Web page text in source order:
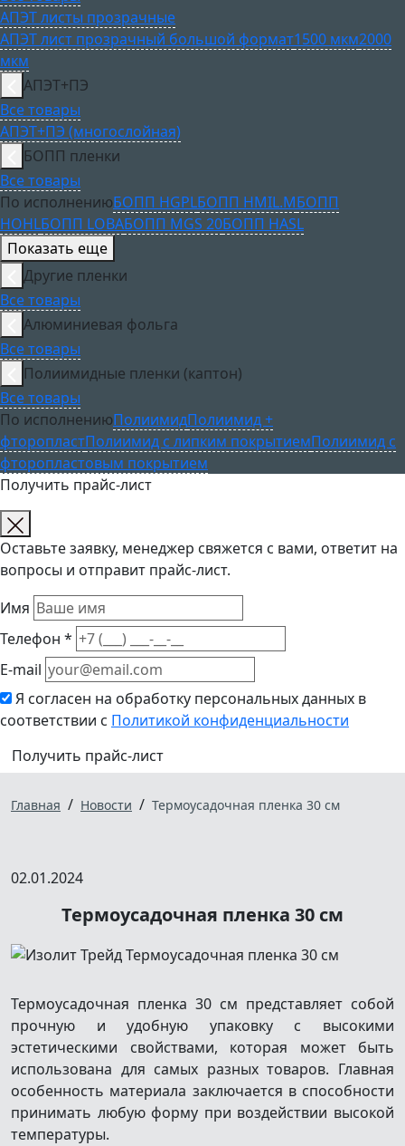
АПЭТ листы прозрачные
АПЭТ лист прозрачный большой формат1500 мкм2000
мкм
АПЭТ+ПЭ
Все товары
АПЭТ+ПЭ (многослойная)
БОПП пленки
Все товары
По исполнениюБОПП HGPLБОПП HMIL.MБОПП
HOHLБОПП LOBAБОПП MGS 20БОПП HASL
Показать еще
Другие пленки
Все товары
Алюминиевая фольга
Все товары
Полиимидные пленки (каптон)
Все товары
По исполнениюПолиимидПолиимид +
фторопластПолиимид с липким покрытиемПолиимид с
фторопластовым покрытием
Получить прайс-лист
Оставьте заявку, менеджер свяжется с вами, ответит на
вопросы и отправит прайс-лист.
Имя
Телефон *
E-mail
Я согласен на обработку персональных данных в
соответствии с Политикой конфиденциальности
Получить прайс-лист
Главная / Новости / Термоусадочная пленка 30 см
02.01.2024
Термоусадочная пленка 30 см
Термоусадочная пленка 30 см представляет собой
прочную и удобную упаковку с высокими
эстетическими свойствами, которая может быть
использована для самых разных товаров. Главная
особенность материала заключается в способности
принимать любую форму при воздействии высокой
температуры.